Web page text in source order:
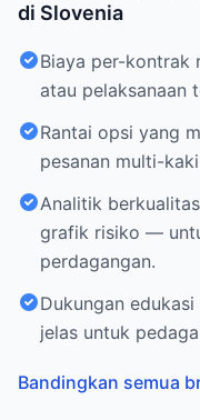
di Slovenia
Biaya per-kontrak
atau pelaksanaan
Rantai opsi yang
pesanan multi-
Analitik
grafik risiko —
perdagangan.
Dukungan
jelas untuk
Bandingkan semua